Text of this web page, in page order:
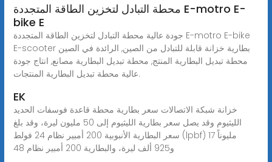
محطة التبادل لتخزين الطاقة المتجددة E-motro E-
bike E
جودة عالية محطة التبادل لتخزين الطاقة المتجددة E-motro E-bike
E-scooter بطارية خزانة قابلة للتبادل من الصين, الرائدة في الصين
محطة تبديل البطارية المنتج, محطة تبديل البطارية مصانع, انتاج جودة
عالية محطة تبديل البطارية المنتجات.
EK
خزانة شبكة الاتصالات سعر بطارية محطة قاعدة فوسفات الحديد
الليثيوم وقد يصل سعر بطارية الليثيوم إلى 50 مليون ليرة، وقد بلغ
سعر البطارية الأنبوبية 200 أمبير نظام 24 فولط (lpbf) 17 مليوناً
و925 ألف ليرة، والبطارية 200 أمبير نظام 48